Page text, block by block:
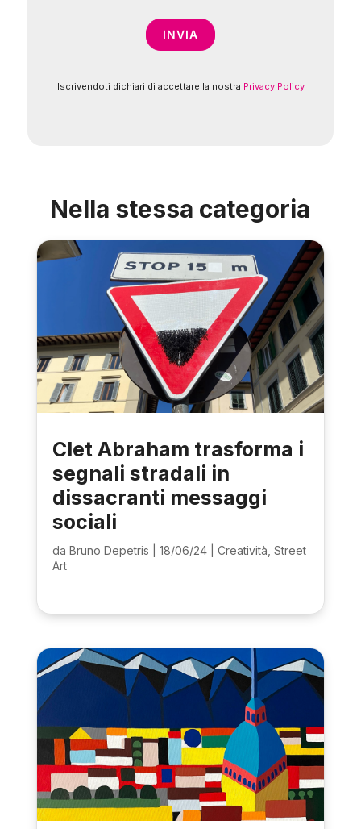
Iscrivendoti dichiari di accettare la nostra Privacy Policy
Nella stessa categoria
Clet Abraham trasforma i
segnali stradali in
dissacranti messaggi
sociali
da Bruno Depetris 18/06/24| Creatività Street
Art